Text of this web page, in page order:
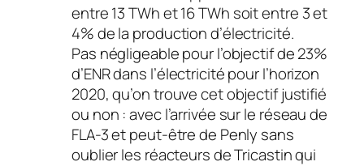
entre 13 TWh et 16 TWh soit entre 3 et
4% de la production d’électricité.
Pas négligeable pour l’objectif de 23%
d’ENR dans l’électricité pour l’horizon
2020, qu’on trouve cet objectif justifié
ou non : avec l’arrivée sur le réseau de
FLA-3 et peut-être de Penly sans
oublier les réacteurs de Tricastin qui